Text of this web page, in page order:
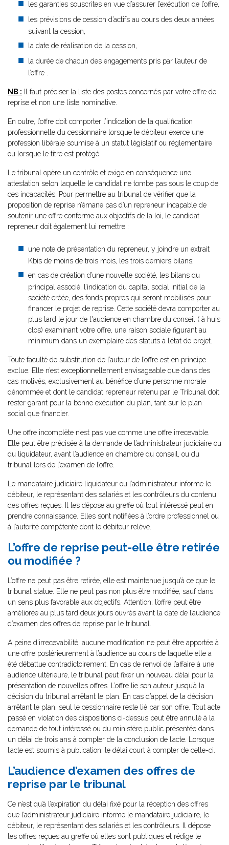
les garanties souscrites en vue d’assurer l’exécution de l’offre,
les prévisions de cession d’actifs au cours des deux années
suivant la cession,
la date de réalisation de la cession,
la durée de chacun des engagements pris par l’auteur de
l’offre .
NB : Il faut préciser la liste des postes concernés par votre offre de
reprise et non une liste nominative.
En outre, l’offre doit comporter l’indication de la qualification
professionnelle du cessionnaire lorsque le débiteur exerce une
profession libérale soumise à un statut législatif ou réglementaire
ou lorsque le titre est protégé.
Le tribunal opère un contrôle et exige en conséquence une
attestation selon laquelle le candidat ne tombe pas sous le coup de
ces incapacités. Pour permettre au tribunal de vérifier que la
proposition de reprise n’émane pas d’un repreneur incapable de
soutenir une offre conforme aux objectifs de la loi, le candidat
repreneur doit également lui remettre :
une note de présentation du repreneur, y joindre un extrait
Kbis de moins de trois mois, les trois derniers bilans;
en cas de création d’une nouvelle société, les bilans du
principal associé, l’indication du capital social initial de la
société créée, des fonds propres qui seront mobilisés pour
financer le projet de reprise. Cette société devra comporter au
plus tard le jour de l'audience en chambre du conseil ( à huis
clos) examinant votre offre, une raison sociale figurant au
minimum dans un exemplaire des statuts à l’état de projet.
Toute faculté de substitution de l’auteur de l’offre est en principe
exclue. Elle n’est exceptionnellement envisageable que dans des
cas motivés, exclusivement au bénéfice d’une personne morale
dénommée et dont le candidat repreneur retenu par le Tribunal doit
rester garant pour la bonne exécution du plan, tant sur le plan
social que financier.
Une offre incomplète n’est pas vue comme une offre irrecevable.
Elle peut être précisée à la demande de l’administrateur judiciaire ou
du liquidateur, avant l’audience en chambre du conseil, ou du
tribunal lors de l’examen de l’offre.
Le mandataire judiciaire liquidateur ou l’administrateur informe le
débiteur, le représentant des salariés et les contrôleurs du contenu
des offres reçues. Il les dépose au greffe où tout intéressé peut en
prendre connaissance. Elles sont notifiées à l’ordre professionnel ou
à l’autorité compétente dont le débiteur relève.
L’offre de reprise peut-elle être retirée
ou modifiée ?
L’offre ne peut pas être retirée, elle est maintenue jusqu’à ce que le
tribunal statue. Elle ne peut pas non plus être modifiée, sauf dans
un sens plus favorable aux objectifs. Attention, l’offre peut être
améliorée au plus tard deux jours ouvrés avant la date de l’audience
d’examen des offres de reprise par le tribunal.
A peine d’irrecevabilité, aucune modification ne peut être apportée à
une offre postérieurement à l’audience au cours de laquelle elle a
été débattue contradictoirement. En cas de renvoi de l’affaire à une
audience ultérieure, le tribunal peut fixer un nouveau délai pour la
présentation de nouvelles offres. L’offre lie son auteur jusqu’à la
décision du tribunal arrêtant le plan. En cas d’appel de la décision
arrêtant le plan, seul le cessionnaire reste lié par son offre. Tout acte
passé en violation des dispositions ci-dessus peut être annulé à la
demande de tout intéressé ou du ministère public présentée dans
un délai de trois ans à compter de la conclusion de l’acte. Lorsque
l’acte est soumis à publication, le délai court à compter de celle-ci.
L’audience d’examen des offres de
reprise par le tribunal
Ce n’est qu’à l’expiration du délai fixé pour la réception des offres
que l’administrateur judiciaire informe le mandataire judiciaire, le
débiteur, le représentant des salariés et les contrôleurs. Il dépose
les offres reçues au greffe où elles sont publiques et rédige le